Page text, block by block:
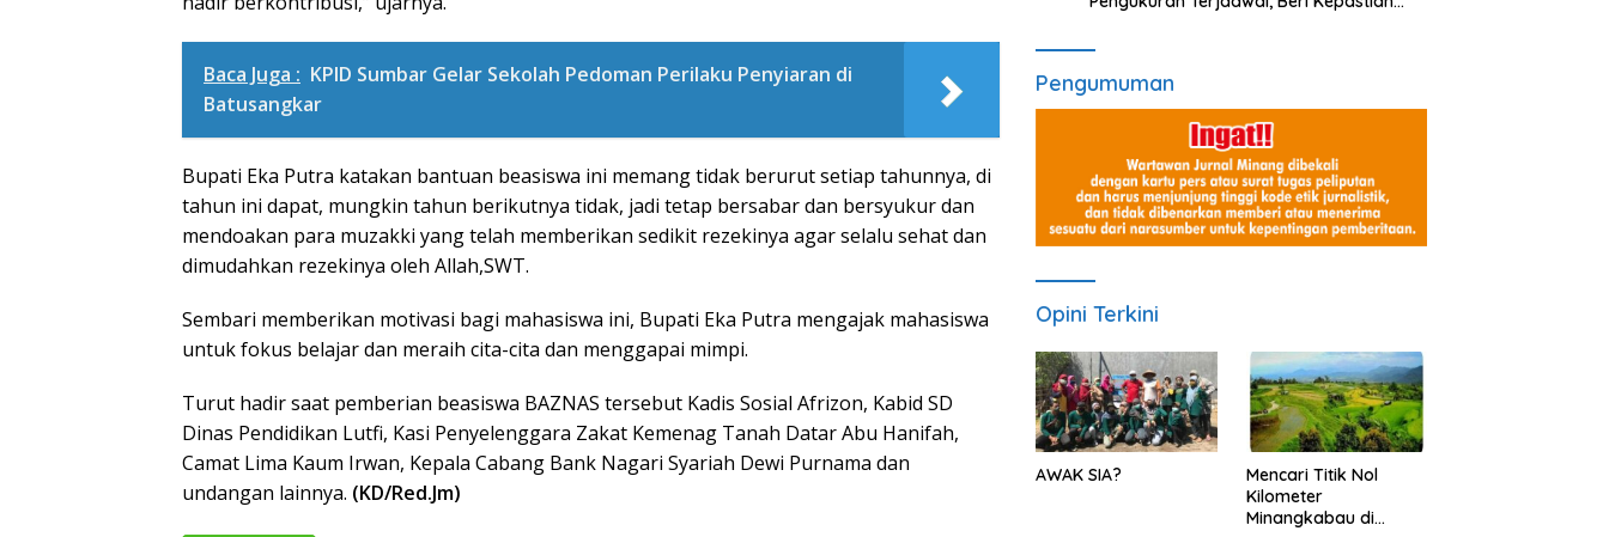
Baca Juga : KPID Sumbar Gelar Sekolah Pedoman Perilaku Penyiaran di
Batusangkar
Bupati Eka Putra katakan bantuan beasiswa ini memang tidak berurut setiap tahunnya, di
tahun ini dapat, mungkin tahun berikutnya tidak, jadi tetap bersabar dan bersyukur dan
mendoakan para muzakki yang telah memberikan sedikit rezekinya agar selalu sehat dan
dimudahkan rezekinya oleh Allah,SWT.
Sembari memberikan motivasi bagi mahasiswa ini, Bupati Eka Putra mengajak mahasiswa
untuk fokus belajar dan meraih cita-cita dan menggapai mimpi.
Turut hadir saat pemberian beasiswa BAZNAS tersebut Kadis Sosial Afrizon, Kabid SD
Dinas Pendidikan Lutfi, Kasi Penyelenggara Zakat Kemenag Tanah Datar Abu Hanifah,
Camat Lima Kaum Irwan, Kepala Cabang Bank Nagari Syariah Dewi Purnama dan
undangan lainnya. (KD/Red.Jm)
Pengumuman
Opini Terkini
AWAK SIA?
Mencari Titik Nol
Kilometer
Minangkabau di